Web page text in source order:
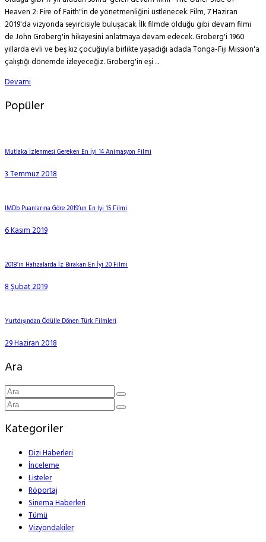
Heaven 2: Fire of Faith"in de yönetmenliğini üstlenecek. Film, 7 Haziran
2019'da vizyonda seyircisiyle buluşacak. İlk filmde olduğu gibi devam filmi
de John Groberg'in hikayesini anlatmaya devam edecek. Groberg'i 1960
yıllarda evli ve beş kız çocuğuyla birlikte yaşadığı adada Tonga-Fiji Mission'a
çalıştığı dönemde izleyeceğiz. Groberg'in eşi ...
Devamı
Popüler
Mutlaka İzlenmesi Gereken En İyi 14 Animasyon Filmi
3 Temmuz 2018
IMDb Puanlarına Göre 2019’un En İyi 15 Filmi
6 Kasım 2019
2018’in Hafızalarda İz Bırakan En İyi 20 Filmi
8 Şubat 2019
Yurtdışından Ödülle Dönen Türk Filmleri
29 Haziran 2018
Ara
Kategoriler
Dizi Haberleri
İnceleme
Listeler
Röportaj
Sinema Haberleri
Tümü
Vizyondakiler